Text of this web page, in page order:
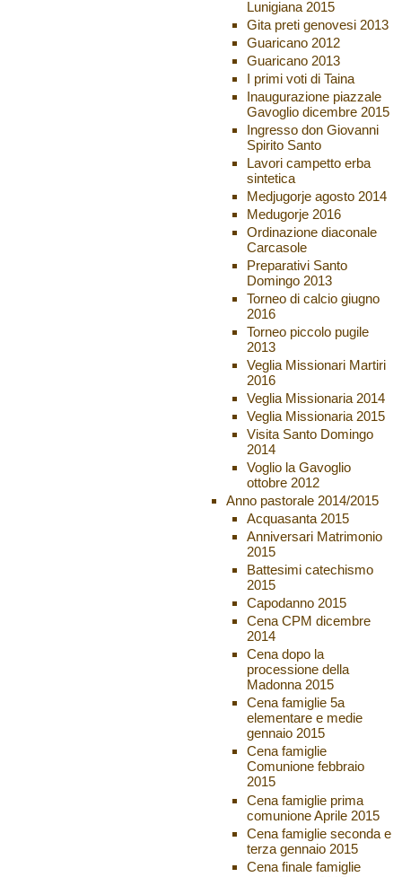
Lunigiana 2015
Gita preti genovesi 2013
Guaricano 2012
Guaricano 2013
I primi voti di Taina
Inaugurazione piazzale
Gavoglio dicembre 2015
Ingresso don Giovanni
Spirito Santo
Lavori campetto erba
sintetica
Medjugorje agosto 2014
Medugorje 2016
Ordinazione diaconale
Carcasole
Preparativi Santo
Domingo 2013
Torneo di calcio giugno
2016
Torneo piccolo pugile
2013
Veglia Missionari Martiri
2016
Veglia Missionaria 2014
Veglia Missionaria 2015
Visita Santo Domingo
2014
Voglio la Gavoglio
ottobre 2012
Anno pastorale 2014/2015
Acquasanta 2015
Anniversari Matrimonio
2015
Battesimi catechismo
2015
Capodanno 2015
Cena CPM dicembre
2014
Cena dopo la
processione della
Madonna 2015
Cena famiglie 5a
elementare e medie
gennaio 2015
Cena famiglie
Comunione febbraio
2015
Cena famiglie prima
comunione Aprile 2015
Cena famiglie seconda e
terza gennaio 2015
Cena finale famiglie